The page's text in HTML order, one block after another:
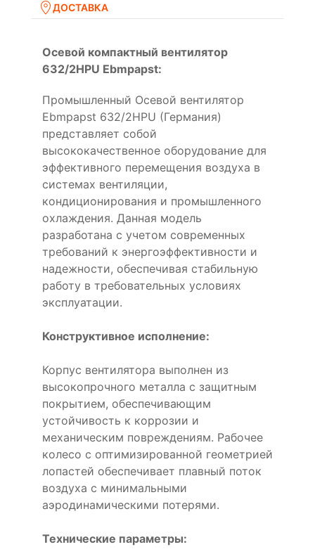
ДОСТАВКА
Осевой компактный вентилятор
632/2HPU Ebmpapst:
Промышленный Осевой вентилятор
Ebmpapst 632/2HPU (Германия)
представляет собой
высококачественное оборудование для
эффективного перемещения воздуха в
системах вентиляции,
кондиционирования и промышленного
охлаждения. Данная модель
разработана с учетом современных
требований к энергоэффективности и
надежности, обеспечивая стабильную
работу в требовательных условиях
эксплуатации.
Конструктивное исполнение:
Корпус вентилятора выполнен из
высокопрочного металла с защитным
покрытием, обеспечивающим
устойчивость к коррозии и
механическим повреждениям. Рабочее
колесо с оптимизированной геометрией
лопастей обеспечивает плавный поток
воздуха с минимальными
аэродинамическими потерями.
Технические параметры: